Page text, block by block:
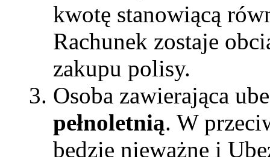
kwotę stanowiącą
Rachunek zostaje
zakupu polisy.
Osoba zawierająca
pełnoletnią. W
będzie nieważne i